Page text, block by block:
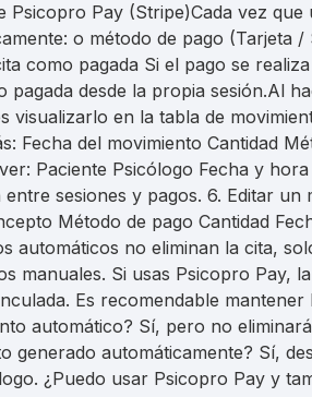
Psicopro Pay (Stripe)Cada vez
o método de pago (Tarjeta
como pagada Si el pago se
desde la propia sesión.Al
en la tabla de
del movimiento Cantidad
Paciente Psicólogo Fecha y
sesiones y pagos. 6. Editar un
Método de pago Cantidad
automáticos no eliminan la cita,
manuales. Si usas Psicopro Pay,
Es recomendable
automático? Sí, pero no
automáticamente? Sí,
¿Puedo usar Psicopro Pay y